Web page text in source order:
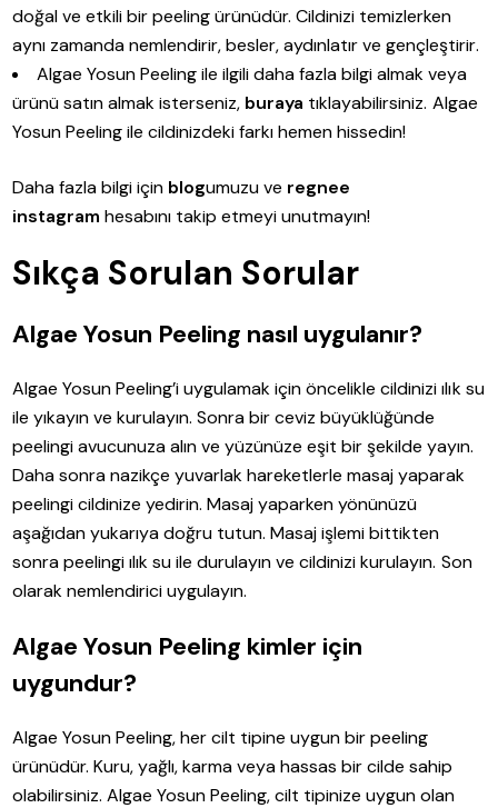
doğal ve etkili bir peeling ürünüdür. Cildinizi temizlerken
aynı zamanda nemlendirir, besler, aydınlatır ve gençleştirir.
Algae Yosun Peeling ile ilgili daha fazla bilgi almak veya
ürünü satın almak isterseniz, buraya tıklayabilirsiniz. Algae
Yosun Peeling ile cildinizdeki farkı hemen hissedin!
Daha fazla bilgi için blogumuzu ve regnee
instagram hesabını takip etmeyi unutmayın!
Sıkça Sorulan Sorular
Algae Yosun Peeling nasıl uygulanır?
Algae Yosun Peeling’i uygulamak için öncelikle cildinizi ılık su
ile yıkayın ve kurulayın. Sonra bir ceviz büyüklüğünde
peelingi avucunuza alın ve yüzünüze eşit bir şekilde yayın.
Daha sonra nazikçe yuvarlak hareketlerle masaj yaparak
peelingi cildinize yedirin. Masaj yaparken yönünüzü
aşağıdan yukarıya doğru tutun. Masaj işlemi bittikten
sonra peelingi ılık su ile durulayın ve cildinizi kurulayın. Son
olarak nemlendirici uygulayın.
Algae Yosun Peeling kimler için
uygundur?
Algae Yosun Peeling, her cilt tipine uygun bir peeling
ürünüdür. Kuru, yağlı, karma veya hassas bir cilde sahip
olabilirsiniz. Algae Yosun Peeling, cilt tipinize uygun olan